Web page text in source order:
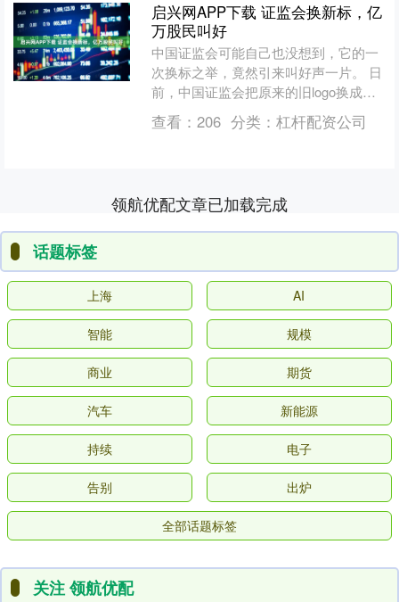
启兴网APP下载 证监会换新标，亿
万股民叫好
中国证监会可能自己也没想到，它的一
次换标之举，竟然引来叫好声一片。 日
前，中国证监会把原来的旧logo换成了
新的由“三个V形环抱”的新logo。笔者在
微信朋友圈....
查看： 206 分类： 杠杆配资公司
领航优配文章已加载完成
话题标签
上海 AI
智能 规模
商业 期货
汽车 新能源
持续 电子
告别 出炉
全部话题标签
关注 领航优配